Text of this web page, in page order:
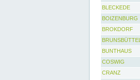
BLECKEDE
BOIZENBURG
BROKDORF
BUNTHAUS
COSWIG
CRANZ